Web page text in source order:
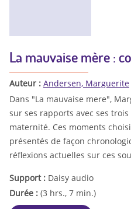
La mauvaise mère :
Auteur : Andersen, Marguerite
Dans "La mauvaise mere",
sur ses rapports avec ses
maternité. Ces moments
présentés de façon
réflexions actuelles sur ces
Support : Daisy audio
Durée : (3 hrs., 7 min.)